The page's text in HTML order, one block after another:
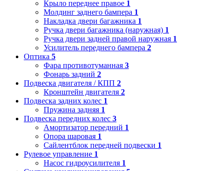
Крыло переднее правое 1
Молдинг заднего бампера 1
Накладка двери багажника 1
Ручка двери багажника (наружная) 1
Ручка двери задней правой наружная 1
Усилитель переднего бампера 2
Оптика 5
Фара противотуманная 3
Фонарь задний 2
Подвеска двигателя / КПП 2
Кронштейн двигателя 2
Подвеска задних колес 1
Пружина задняя 1
Подвеска передних колес 3
Амортизатор передний 1
Опора шаровая 1
Сайлентблок передней подвески 1
Рулевое управление 1
Насос гидроусилителя 1